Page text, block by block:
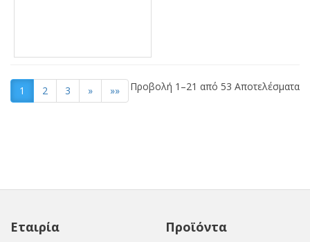
1 2 3 » »» Προβολή 1–21 από 53 Αποτελέσματα
Εταιρία Προϊόντα